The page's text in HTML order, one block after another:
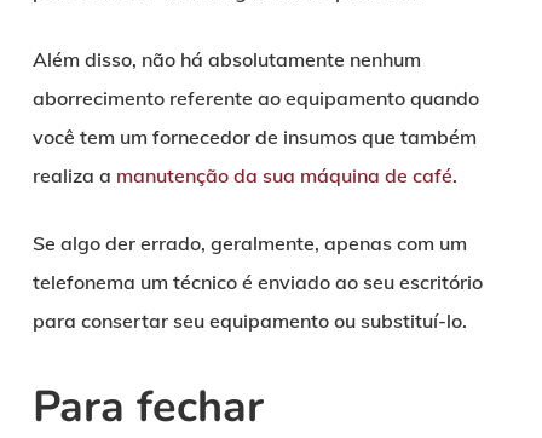
Além disso, não há absolutamente nenhum
aborrecimento referente ao equipamento quando
você tem um fornecedor de insumos que também
realiza a manutenção da sua máquina de café.
Se algo der errado, geralmente, apenas com um
telefonema um técnico é enviado ao seu escritório
para consertar seu equipamento ou substituí-lo.
Para fechar